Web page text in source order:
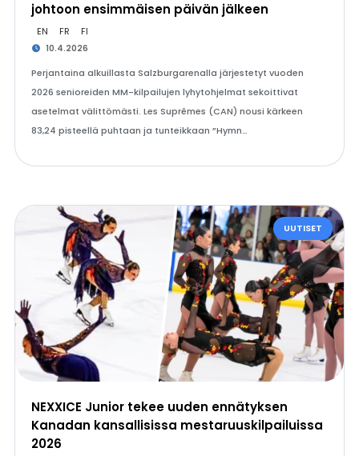
johtoon ensimmäisen päivän jälkeen
EN FR FI
10.4.2026
Perjantaina alkuillasta Salzburgarenalla järjestetyt vuoden
2026 senioreiden MM-kilpailujen lyhytohjelmat sekoittivat
asetelmat välittömästi. Les Suprêmes (CAN) nousi kärkeen
83,24 pisteellä puhtaan ja tunteikkaan ”Hymn…
UUTISET
NEXXICE Junior tekee uuden ennätyksen
Kanadan kansallisissa mestaruuskilpailuissa
2026